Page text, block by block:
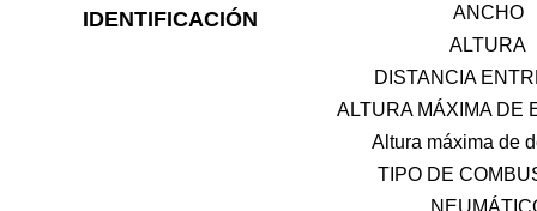
IDENTIFICACIÓN
ANCHO
ALTURA
DISTANCIA
ALTURA MÁXIMA DE
Altura máxima de
TIPO DE